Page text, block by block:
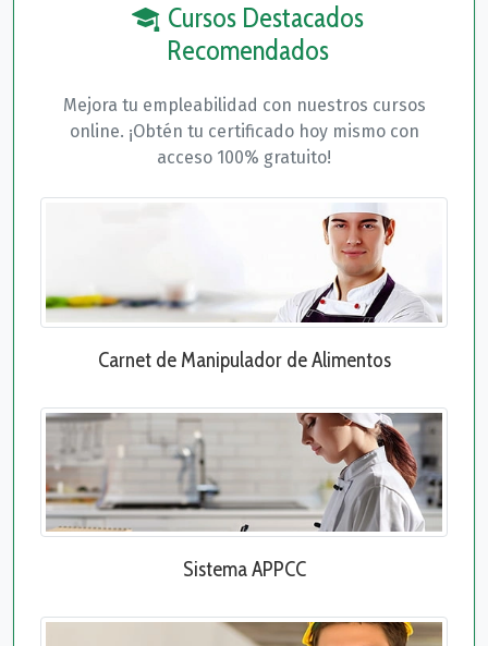
Cursos Destacados
Recomendados
Mejora tu empleabilidad con nuestros cursos
online. ¡Obtén tu certificado hoy mismo con
acceso 100% gratuito!
Carnet de Manipulador de Alimentos
Sistema APPCC